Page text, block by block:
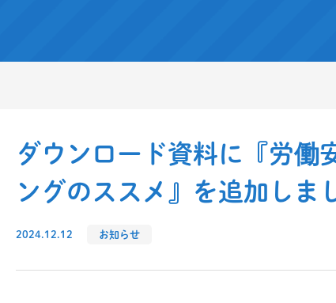
ダウンロード資料に『労働
ングのススメ』を追加しま
2024.12.12 お知らせ